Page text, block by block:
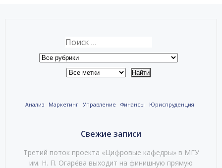
Анализ Маркетинг Управление Финансы Юриспруденция
Свежие записи
Третий поток проекта «Цифровые кафедры» в МГУ
им. Н. П. Огарёва выходит на финишную прямую